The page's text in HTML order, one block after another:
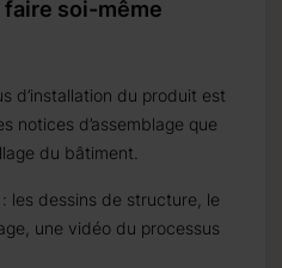
faire soi-même
d’installation du produit est
notices d’assemblage que
du bâtiment.
les dessins de structure, le
une vidéo du processus